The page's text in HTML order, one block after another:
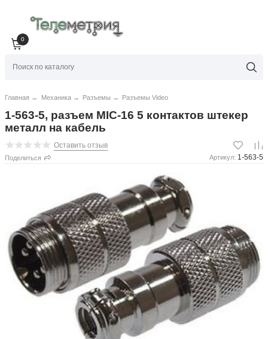
0
Главная → Механика → Разъемы → Разъемы Video
1-563-5, разъем MIC-16 5 контактов штекер
металл на кабель
Оставить отзыв
Поделиться Артикул: 1-563-5